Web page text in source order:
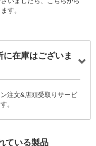
す。
在庫はございま
注文&店頭受取りサービ
。
ている製品